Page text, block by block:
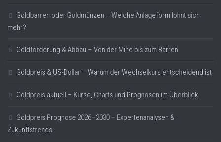
Goldbarren oder Goldmünzen – Welche Anlageform lohnt sich
mehr?
Goldförderung & Abbau – Von der Mine bis zum Barren
Goldpreis & US-Dollar – Warum der Wechselkurs entscheidend ist
Goldpreis aktuell – Kurse, Charts und Prognosen im Überblick
Goldpreis Prognose 2026–2030 – Expertenanalysen &
Zukunftstrends